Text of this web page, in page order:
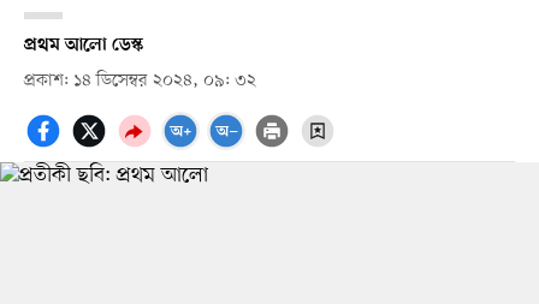
প্রথম আলো ডেস্ক
প্রকাশ: ১৪ ডিসেম্বর ২০২৪, ০৯: ৩২